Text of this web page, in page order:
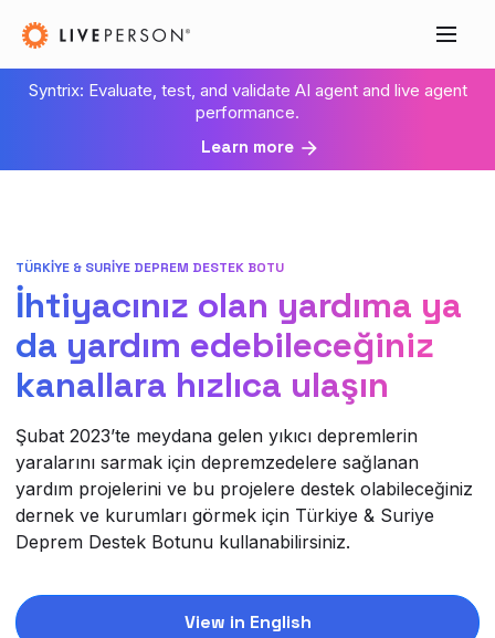
Syntrix: Evaluate, test, and validate AI agent and live agent
performance.
Learn more
TÜRKİYE & SURİYE DEPREM DESTEK BOTU
İhtiyacınız olan yardıma ya
da yardım edebileceğiniz
kanallara hızlıca ulaşın
Şubat 2023’te meydana gelen yıkıcı depremlerin
yaralarını sarmak için depremzedelere sağlanan
yardım projelerini ve bu projelere destek olabileceğiniz
dernek ve kurumları görmek için Türkiye & Suriye
Deprem Destek Botunu kullanabilirsiniz.
View in English